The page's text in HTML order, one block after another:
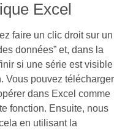
Excel
faire un clic droit sur un
données” et, dans la
si une série est visible
Vous pouvez télécharger
dans Excel comme
fonction. Ensuite, nous
en utilisant la